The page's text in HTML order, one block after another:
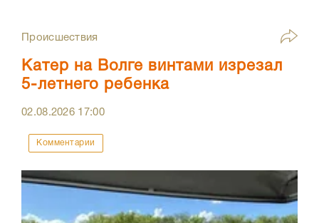
Происшествия
Катер на Волге винтами изрезал
5-летнего ребенка
02.08.2026 17:00
Комментарии